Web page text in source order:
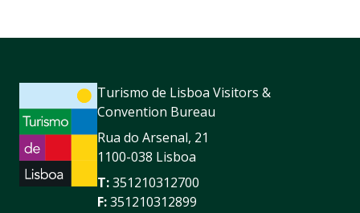
Turismo de Lisboa Visitors &
Convention Bureau
Rua do Arsenal, 21
1100-038 Lisboa
T:351210312700
F:351210312899